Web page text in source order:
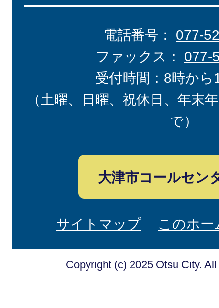
電話番号： 077-
ファックス： 077-
受付時間：8時から
（土曜、日曜、祝休日、年末
で）
大津市コールセン
サイトマップ このホ
Copyright (c) 2025 Otsu City.